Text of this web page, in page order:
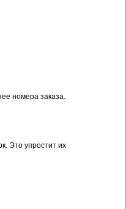
номера заказа.
Это упростит их